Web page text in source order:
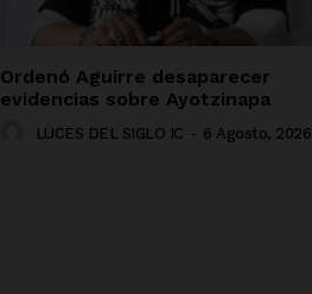
Ordenó Aguirre desaparecer
evidencias sobre Ayotzinapa
LUCES DEL SIGLO IC - 6 Agosto, 2026